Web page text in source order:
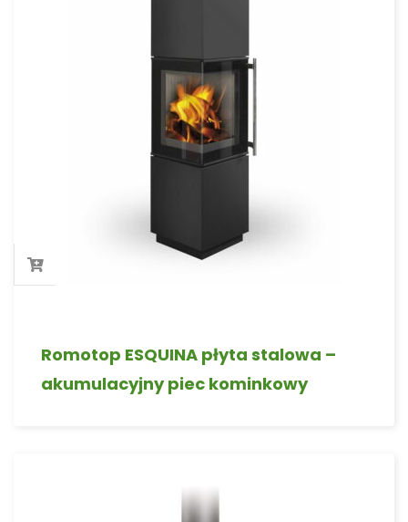
Romotop ESQUINA płyta stalowa –
akumulacyjny piec kominkowy